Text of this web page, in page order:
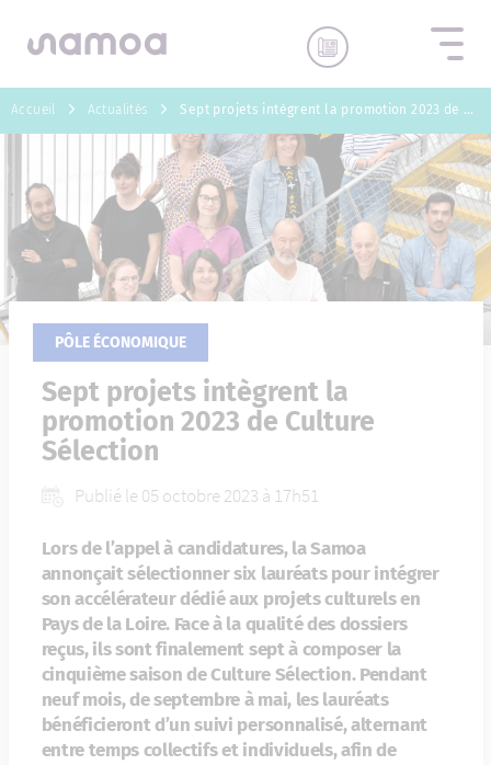
Accueil Actualités Sept projets intègrent la promotion 2023 de Culture Sélection
PÔLE ÉCONOMIQUE
Sept projets intègrent la
promotion 2023 de Culture
Sélection
Publié le 05 octobre 2023 à 17h51
Lors de l’appel à candidatures, la Samoa
annonçait sélectionner six lauréats pour intégrer
son accélérateur dédié aux projets culturels en
Pays de la Loire. Face à la qualité des dossiers
reçus, ils sont finalement sept à composer la
cinquième saison de Culture Sélection. Pendant
neuf mois, de septembre à mai, les lauréats
bénéficieront d’un suivi personnalisé, alternant
entre temps collectifs et individuels, afin de